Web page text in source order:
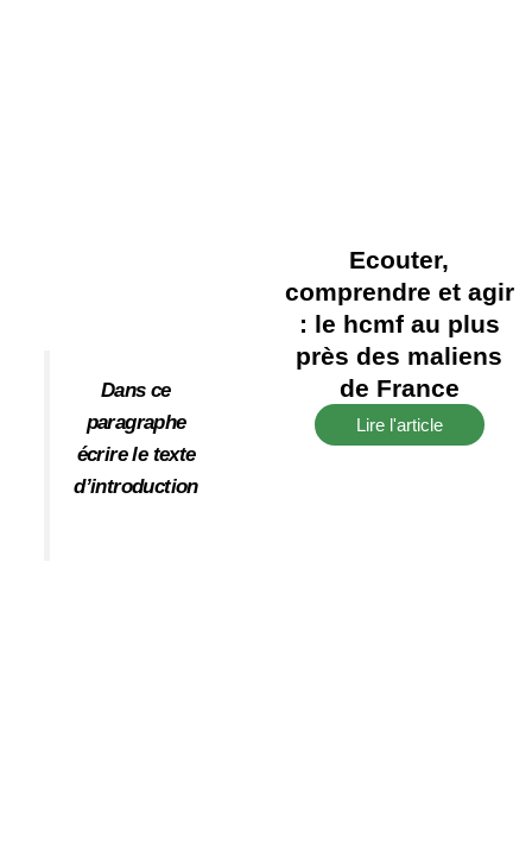
Dans ce
paragraphe
écrire le texte
d’introduction
Ecouter,
comprendre et agir
: le hcmf au plus
près des maliens
de France
Lire l'article